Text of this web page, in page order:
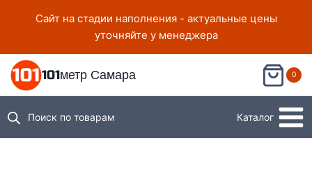
Сайт на стадии наполнения - актуальные цены
уточняйте у менеджера
101метр Самара 0
Поиск по товарам Каталог